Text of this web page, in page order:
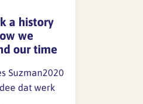
voor het
van een
a history
we
our time
Suzman2020
dat werk